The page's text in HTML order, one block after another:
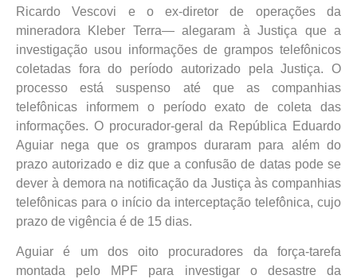
Ricardo Vescovi e o ex-diretor de operações da
mineradora Kleber Terra— alegaram à Justiça que a
investigação usou informações de grampos telefônicos
coletadas fora do período autorizado pela Justiça. O
processo está suspenso até que as companhias
telefônicas informem o período exato de coleta das
informações. O procurador-geral da República Eduardo
Aguiar nega que os grampos duraram para além do
prazo autorizado e diz que a confusão de datas pode se
dever à demora na notificação da Justiça às companhias
telefônicas para o início da interceptação telefônica, cujo
prazo de vigência é de 15 dias.
Aguiar é um dos oito procuradores da força-tarefa
montada pelo MPF para investigar o desastre da